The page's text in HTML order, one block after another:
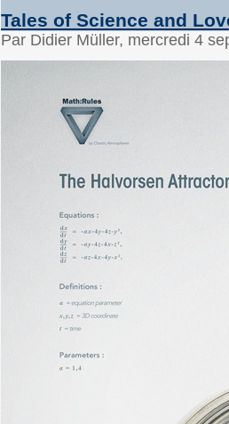
Tales of Science and
Par Didier Müller, mercredi 4